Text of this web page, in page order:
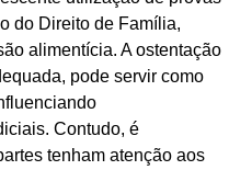
do Direito de Família,
alimentícia. A ostentação
pode servir como
Contudo, é
tenham atenção aos